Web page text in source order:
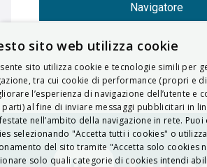
Navigatore
sito web utilizza cookie
sito utilizza cookie e tecnologie simili per
tra cui cookie di performance (propri e
l’esperienza di navigazione dell’utente
parti) al fine di inviare messaggi pubblicitari in
nell’ambito della navigazione in rete.
selezionando "Accetta tutti i cookies" o
del sito tramite "Accetta solo cookies
solo quali categorie di cookies intendi